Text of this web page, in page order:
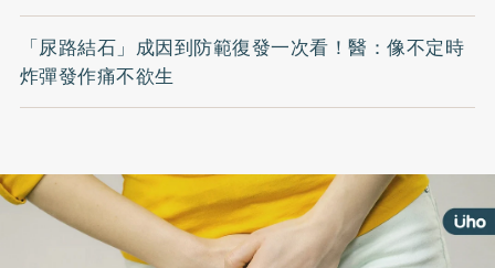
「尿路結石」成因到防範復發一次看！醫：像不定時
炸彈發作痛不欲生